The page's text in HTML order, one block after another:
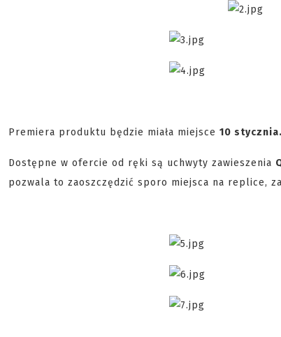
Premiera produktu będzie miała miejsce 10 stycznia.
Dostępne w ofercie od ręki są uchwyty zawieszenia
pozwala to zaoszczędzić sporo miejsca na replice,